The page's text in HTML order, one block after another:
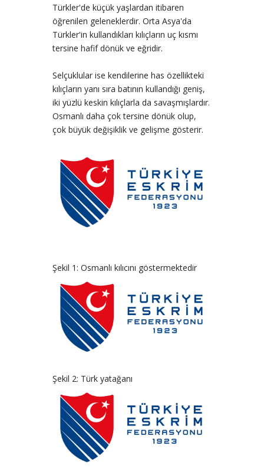
Türkler'de küçük yaşlardan itibaren
öğrenilen geleneklerdir. Orta Asya'da
Türkler'in kullandıkları kılıçların uç kısmı
tersine hafif dönük ve eğridir.
Selçuklular ise kendilerine has özellikteki
kılıçların yanı sıra batının kullandığı geniş,
iki yüzlü keskin kılıçlarla da savaşmışlardır.
Osmanlı daha çok tersine dönük olup,
çok büyük değişiklik ve gelişme gösterir.
Şekil 1: Osmanlı kılıcını göstermektedir
Şekil 2: Türk yatağanı